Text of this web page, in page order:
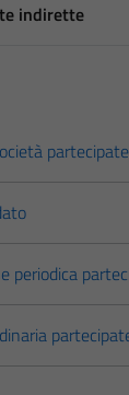
indirette
partecipate
periodica